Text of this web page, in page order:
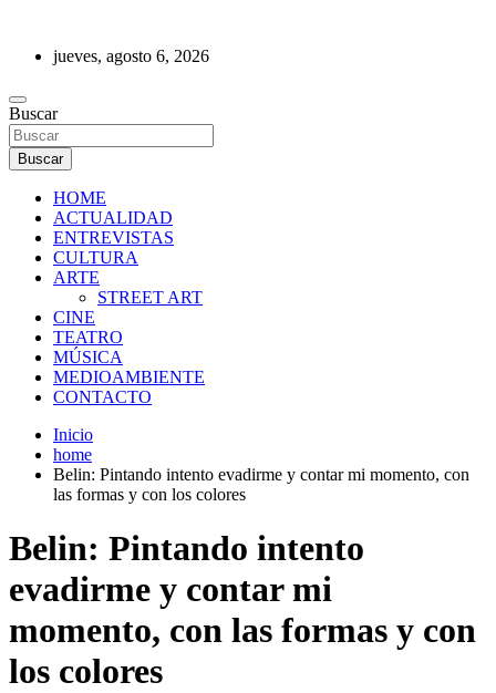
contenidojueves, agosto 6, 2026
REVISTA DE PRENSA
Buscar
Buscar
HOME
ACTUALIDAD
ENTREVISTAS
CULTURA
ARTE
STREET ART
CINE
TEATRO
MÚSICA
MEDIOAMBIENTE
CONTACTO
Inicio
home
Belin: Pintando intento evadirme y contar mi momento, con
las formas y con los colores
Belin: Pintando intento
evadirme y contar mi
momento, con las formas y con
los colores